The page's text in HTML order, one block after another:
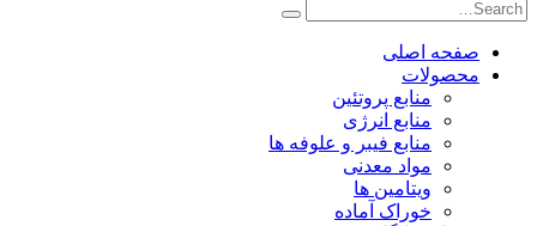
صفحه اصلی
محصولات
منابع پروتئین
منابع انرژی
منابع فیبر و علوفه‌ ها
مواد معدنی
ویتامین ها
خوراک آماده